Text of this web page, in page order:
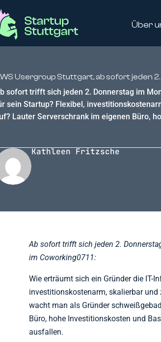
Über
Usergroup Stuttgart, ab sofort jeden
sofort trifft sich jeden 2. Donnerstag im
sein Startup? Flexibel,
Lauter Serverschrank im eigenen Büro,
Kathleen Fritzsche
Ab sofort trifft sich jeden 2.
im Coworking0711:
Wie erträumt sich ein Gründer die IT-
investitionskostenarm, skalierbar
wacht man als Gründer
Büro, hohe Investitionskosten und
ausfallen.